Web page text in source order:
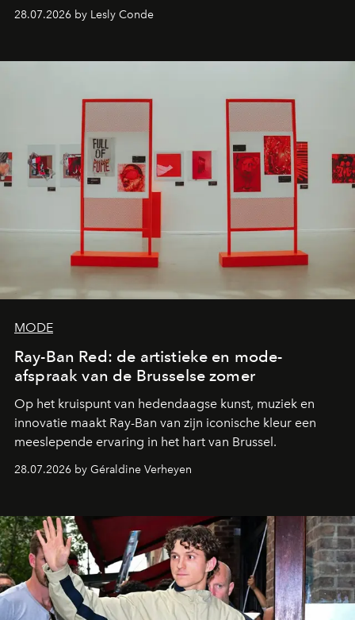
comebacks en veelbelovende nieuwe projecten: dit zijn
de releases die je niet mag missen.
28.07.2026 by Lesly Conde
MODE
Ray-Ban Red: de artistieke en mode-
afspraak van de Brusselse zomer
Op het kruispunt van hedendaagse kunst, muziek en
innovatie maakt Ray-Ban van zijn iconische kleur een
meeslepende ervaring in het hart van Brussel.
28.07.2026 by Géraldine Verheyen